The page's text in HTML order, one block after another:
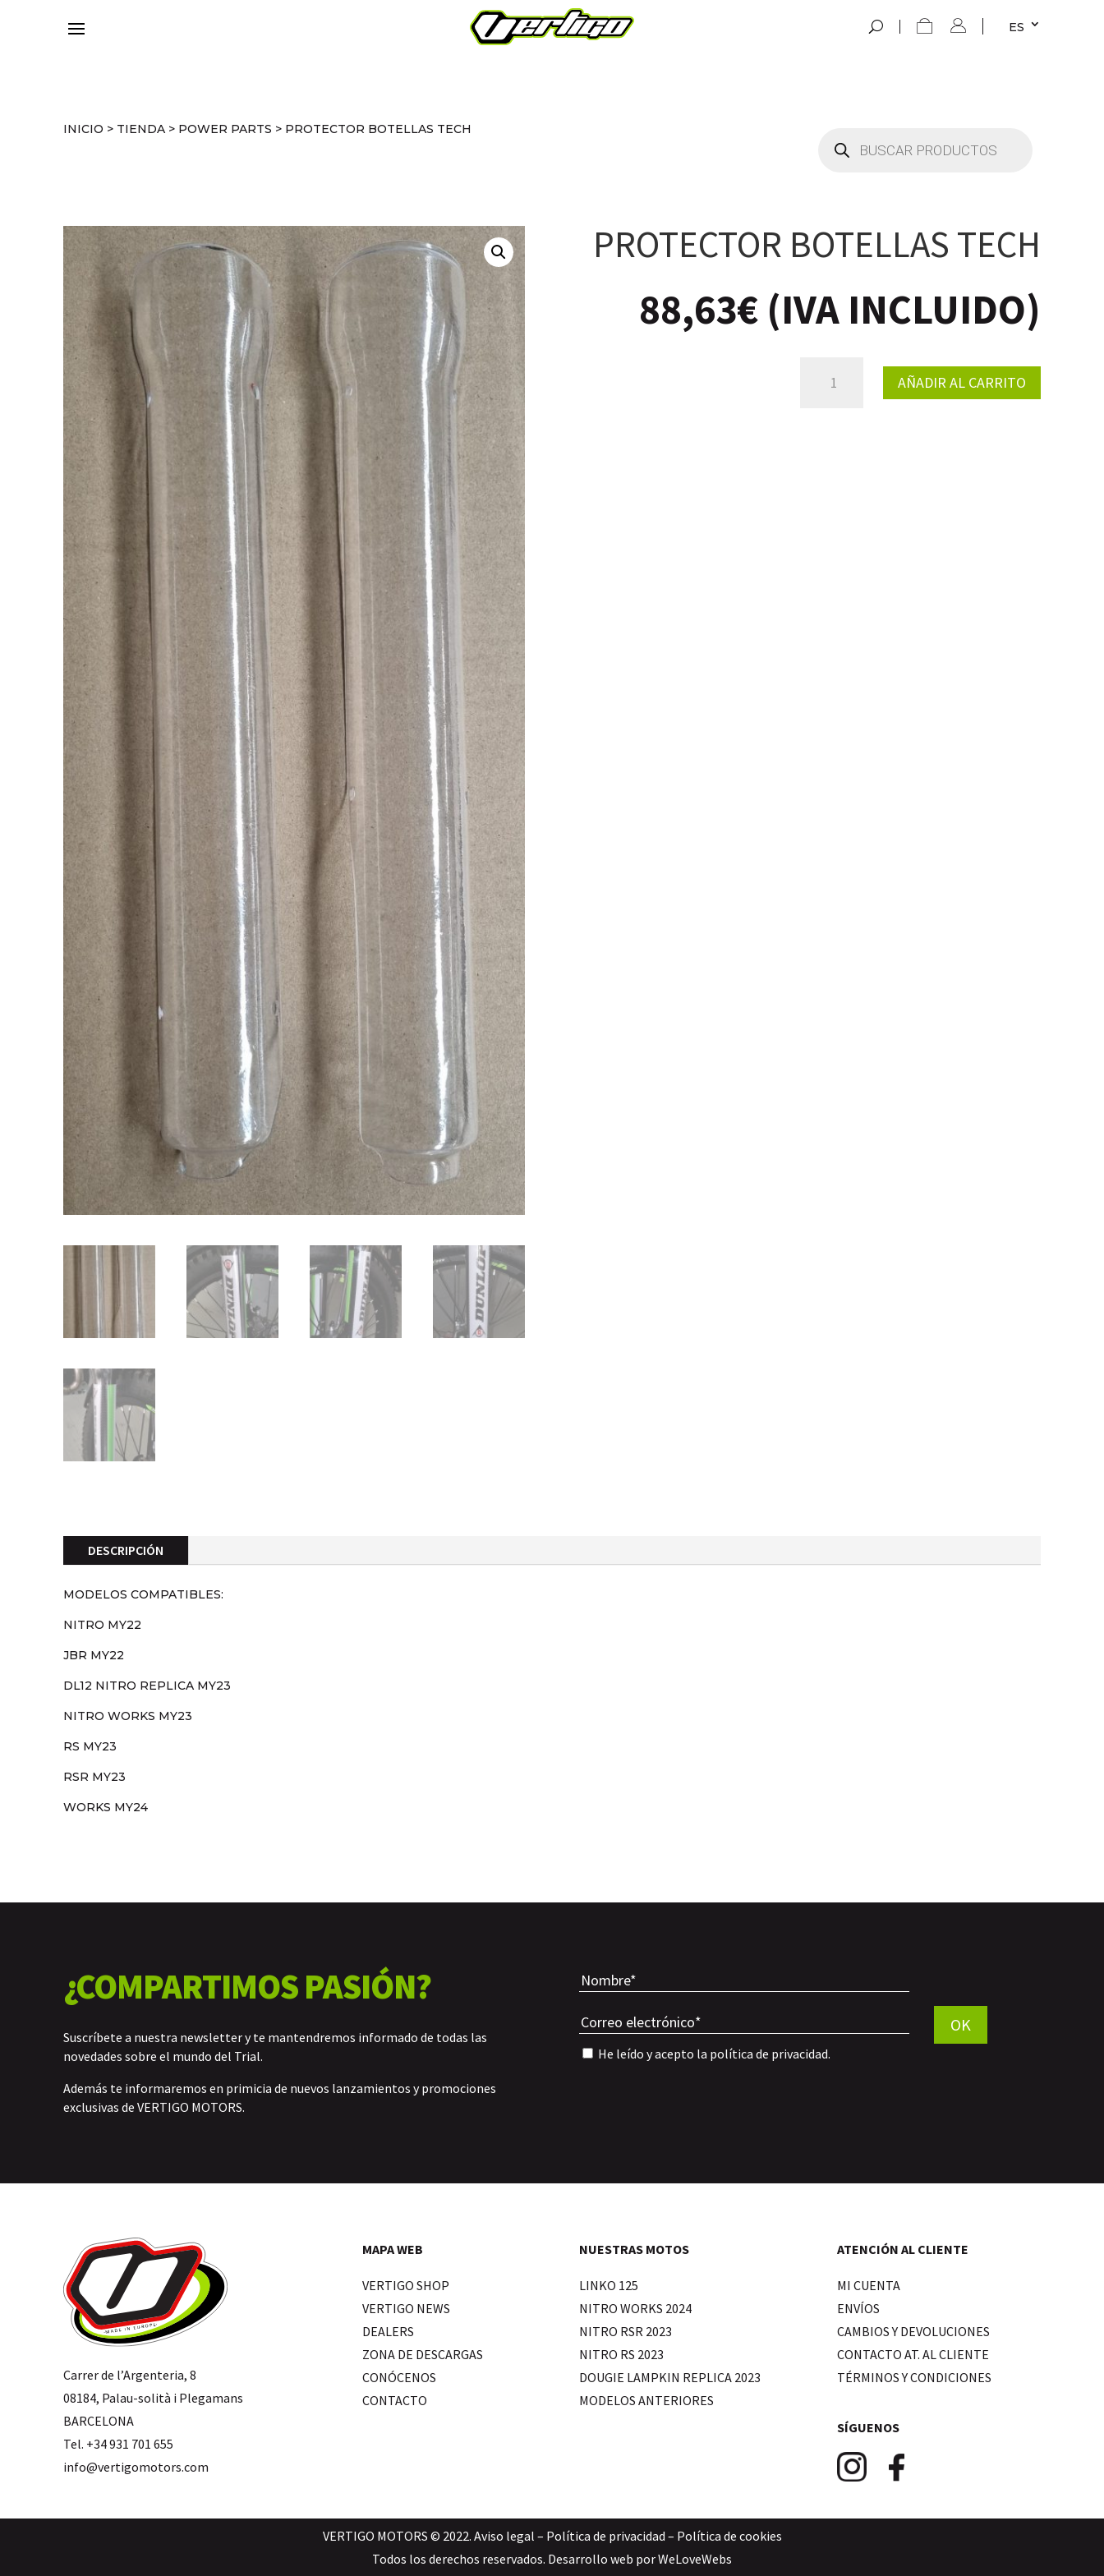
ES
INICIO > TIENDA > POWER PARTS > PROTECTOR BOTELLAS TECH
productos
PROTECTOR BOTELLAS TECH
88,63€ (IVA INCLUIDO)
BOTELLAS
AÑADIR AL CARRITO
DESCRIPCIÓN
MODELOS COMPATIBLES:
NITRO MY22
JBR MY22
DL12 NITRO REPLICA MY23
NITRO WORKS MY23
RS MY23
RSR MY23
WORKS MY24
¿COMPARTIMOS PASIÓN?
Suscríbete a nuestra newsletter y te mantendremos informado de todas las
novedades sobre el mundo del Trial.
Además te informaremos en primicia de nuevos lanzamientos y promociones
exclusivas de VERTIGO MOTORS.
He leído y acepto la política de privacidad.
OK
Carrer de l’Argenteria, 8
08184, Palau-solità i Plegamans
BARCELONA
Tel. +34 931 701 655
info@vertigomotors.com
MAPA WEB
VERTIGO SHOP
VERTIGO NEWS
DEALERS
ZONA DE DESCARGAS
CONÓCENOS
CONTACTO
NUESTRAS MOTOS
LINKO 125
NITRO WORKS 2024
NITRO RSR 2023
NITRO RS 2023
DOUGIE LAMPKIN REPLICA 2023
MODELOS ANTERIORES
ATENCIÓN AL CLIENTE
MI CUENTA
ENVÍOS
CAMBIOS Y DEVOLUCIONES
CONTACTO AT. AL CLIENTE
TÉRMINOS Y CONDICIONES
SÍGUENOS
VERTIGO MOTORS © 2022. Aviso legal – Política de privacidad – Política de cookies
Todos los derechos reservados. Desarrollo web porWeLoveWebs